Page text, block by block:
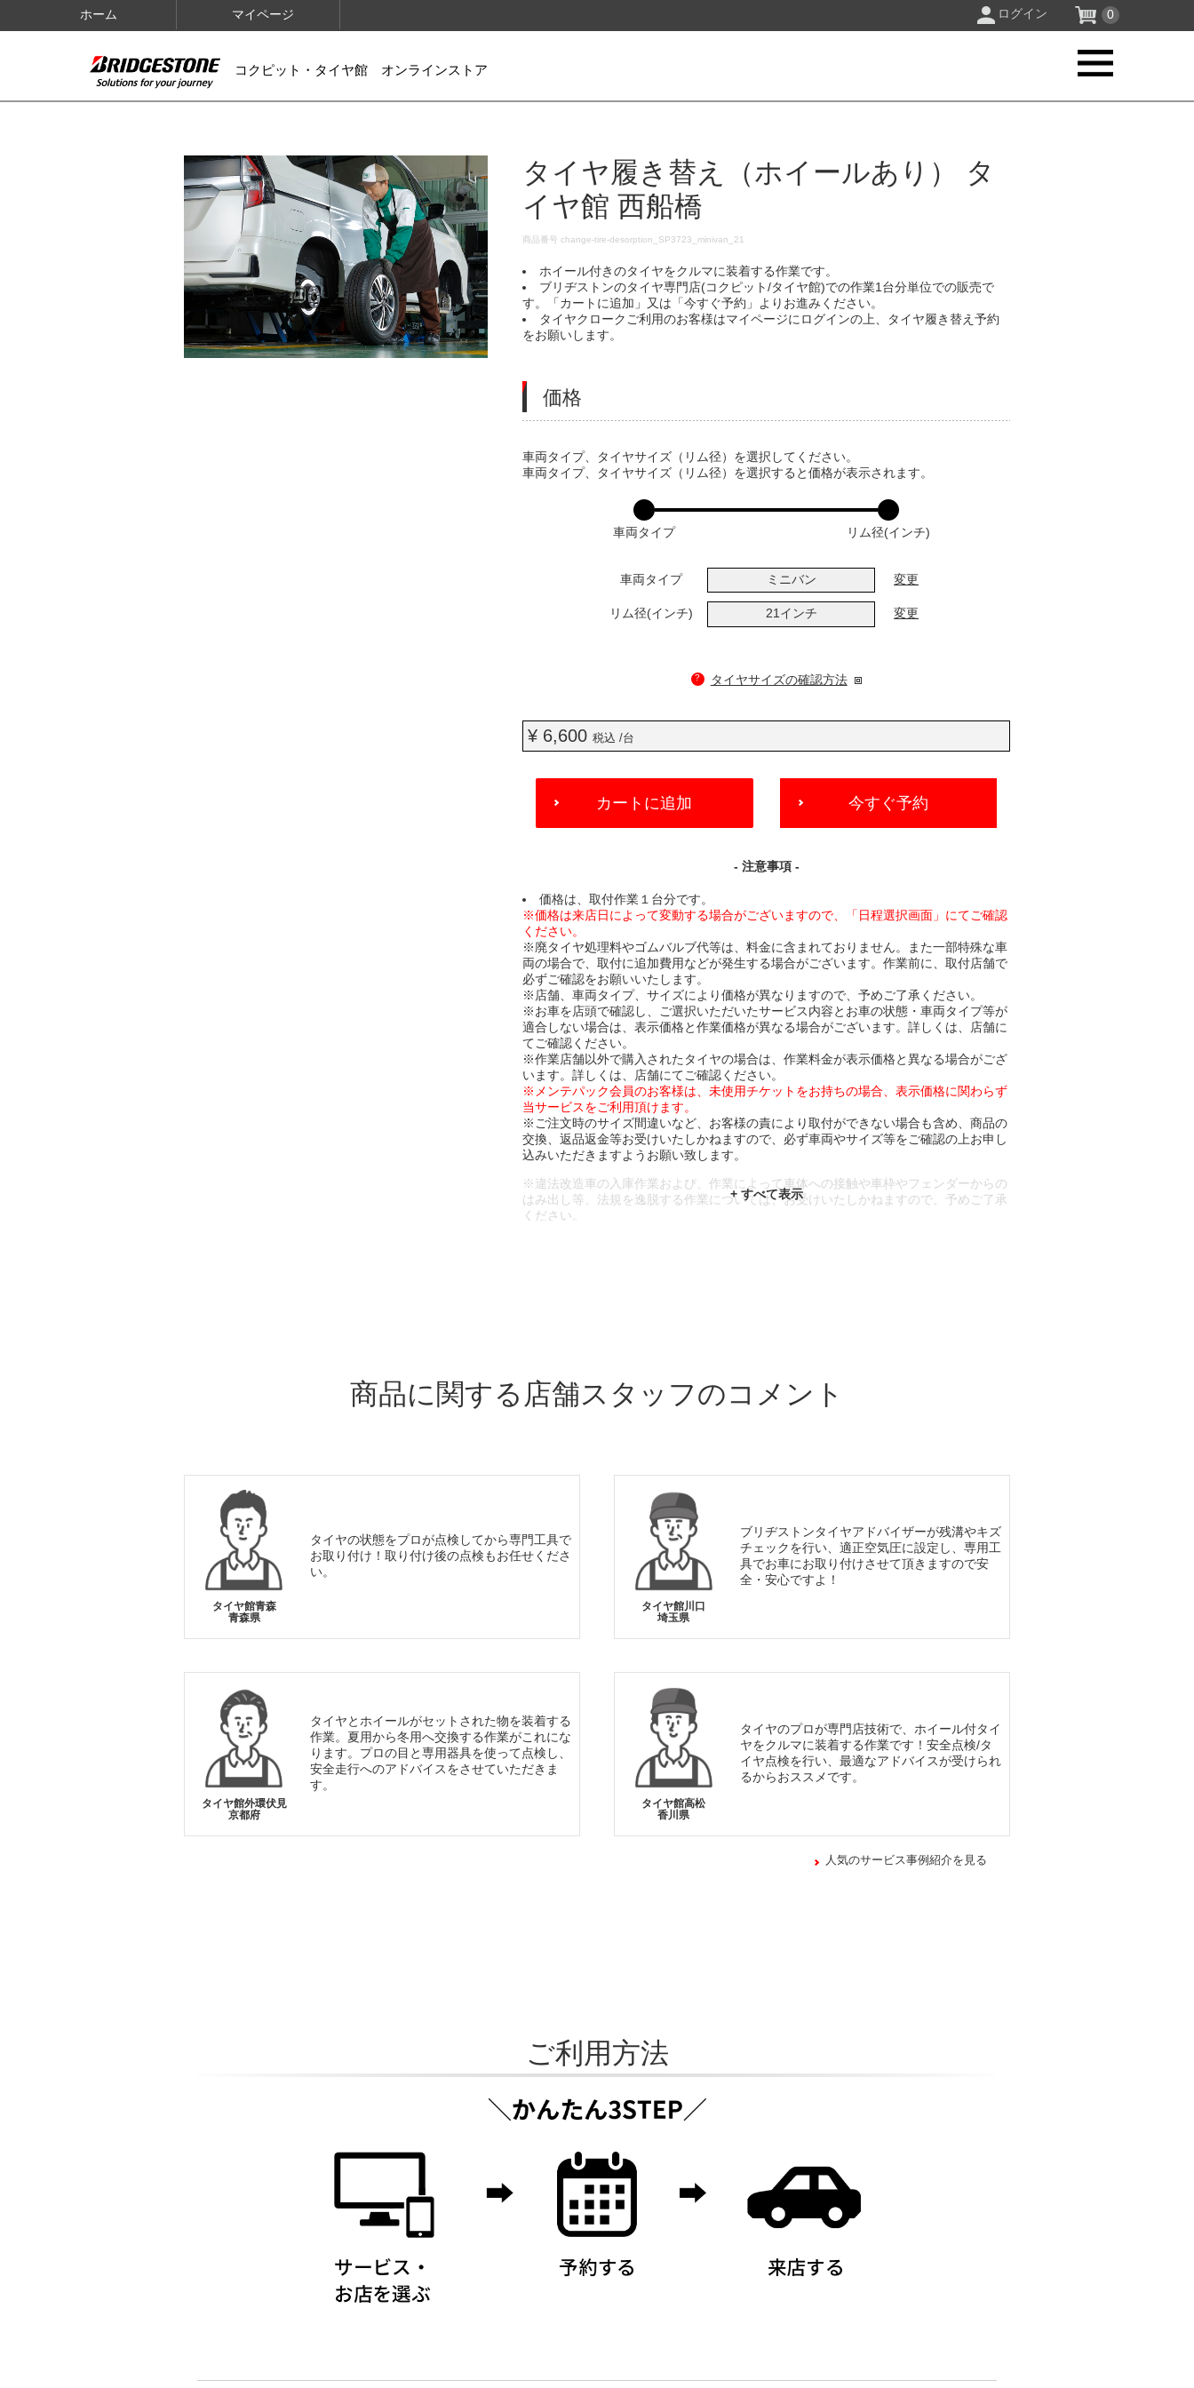
ホーム マイページ ログイン 0
コクピット・タイヤ館 オンラインストア
IMAGES
タイヤ履き替え（ホイールあり） タ
イヤ館 西船橋
DETAILS
商品番号change-tire-desorption_SP3723_minivan_21
ホイール付きのタイヤをクルマに装着する作業です。
ブリヂストンのタイヤ専門店(コクピット/タイヤ館)での作業1台分単位での販売で
す。「カートに追加」又は「今すぐ予約」よりお進みください。
タイヤクロークご利用のお客様はマイページにログインの上、タイヤ履き替え予約
をお願いします。
価格
VARIATIONS
車両タイプ、タイヤサイズ（リム径）を選択してください。
車両タイプ、タイヤサイズ（リム径）を選択すると価格が表示されます。
車両タイプ リム径(インチ)
車両タイプ ミニバン 変更
リム径(インチ) 21インチ 変更
? タイヤサイズの確認方法
¥ 6,600税込 /台
ADD
CART
カートに追加 今すぐ予約
- 注意事項 -
価格は、取付作業１台分です。
※価格は来店日によって変動する場合がございますので、「日程選択画面」にてご確認
ください。
※廃タイヤ処理料やゴムバルブ代等は、料金に含まれておりません。また一部特殊な車
両の場合で、取付に追加費用などが発生する場合がございます。作業前に、取付店舗で
必ずご確認をお願いいたします。
※店舗、車両タイプ、サイズにより価格が異なりますので、予めご了承ください。
※お車を店頭で確認し、ご選択いただいたサービス内容とお車の状態・車両タイプ等が
適合しない場合は、表示価格と作業価格が異なる場合がございます。詳しくは、店舗に
てご確認ください。
※作業店舗以外で購入されたタイヤの場合は、作業料金が表示価格と異なる場合がござ
います。詳しくは、店舗にてご確認ください。
※メンテパック会員のお客様は、未使用チケットをお持ちの場合、表示価格に関わらず
当サービスをご利用頂けます。
※ご注文時のサイズ間違いなど、お客様の責により取付ができない場合も含め、商品の
交換、返品返金等お受けいたしかねますので、必ず車両やサイズ等をご確認の上お申し
込みいただきますようお願い致します。
※違法改造車の入庫作業および、作業によって車体への接触や車枠やフェンダーからの
はみ出し等、法規を逸脱する作業については、お受けいたしかねますので、予めご了承
ください。
商品に関する店舗スタッフのコメント
タイヤ館青森
青森県
タイヤの状態をプロが点検してから専門工具で
お取り付け！取り付け後の点検もお任せくださ
い。
タイヤ館川口
埼玉県
ブリヂストンタイヤアドバイザーが残溝やキズ
チェックを行い、適正空気圧に設定し、専用工
具でお車にお取り付けさせて頂きますので安
全・安心ですよ！
タイヤ館外環伏見
京都府
タイヤとホイールがセットされた物を装着する
作業。夏用から冬用へ交換する作業がこれにな
ります。プロの目と専用器具を使って点検し、
安全走行へのアドバイスをさせていただきま
す。
タイヤ館高松
香川県
タイヤのプロが専門店技術で、ホイール付タイ
ヤをクルマに装着する作業です！安全点検/タ
イヤ点検を行い、最適なアドバイスが受けられ
るからおススメです。
人気のサービス事例紹介を見る
ご利用方法